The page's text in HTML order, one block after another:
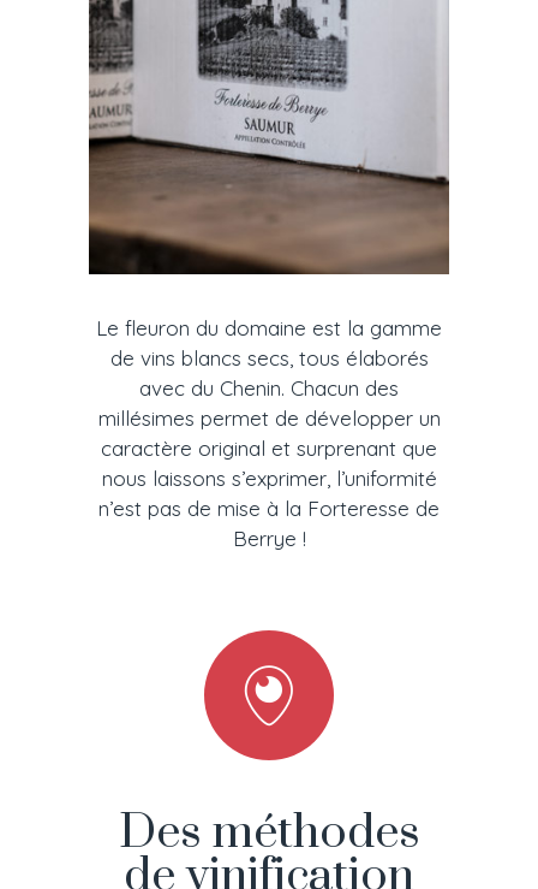
Le fleuron du domaine est la gamme
de vins blancs secs, tous élaborés
avec du Chenin. Chacun des
millésimes permet de développer un
caractère original et surprenant que
nous laissons s’exprimer, l’uniformité
n’est pas de mise à la Forteresse de
Berrye !
Des méthodes
de vinification